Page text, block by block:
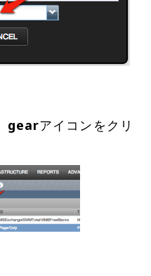
gearアイコンをクリ